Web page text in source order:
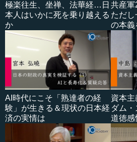
極楽往生、坐禅、法華経…日
本人はいかに死を乗り越える
か
共産
ただし
の本義
AI時代にこそ「熟達者の経
験」が生きる＆現状の日本経
済の実情は
資本
ダム
道徳感